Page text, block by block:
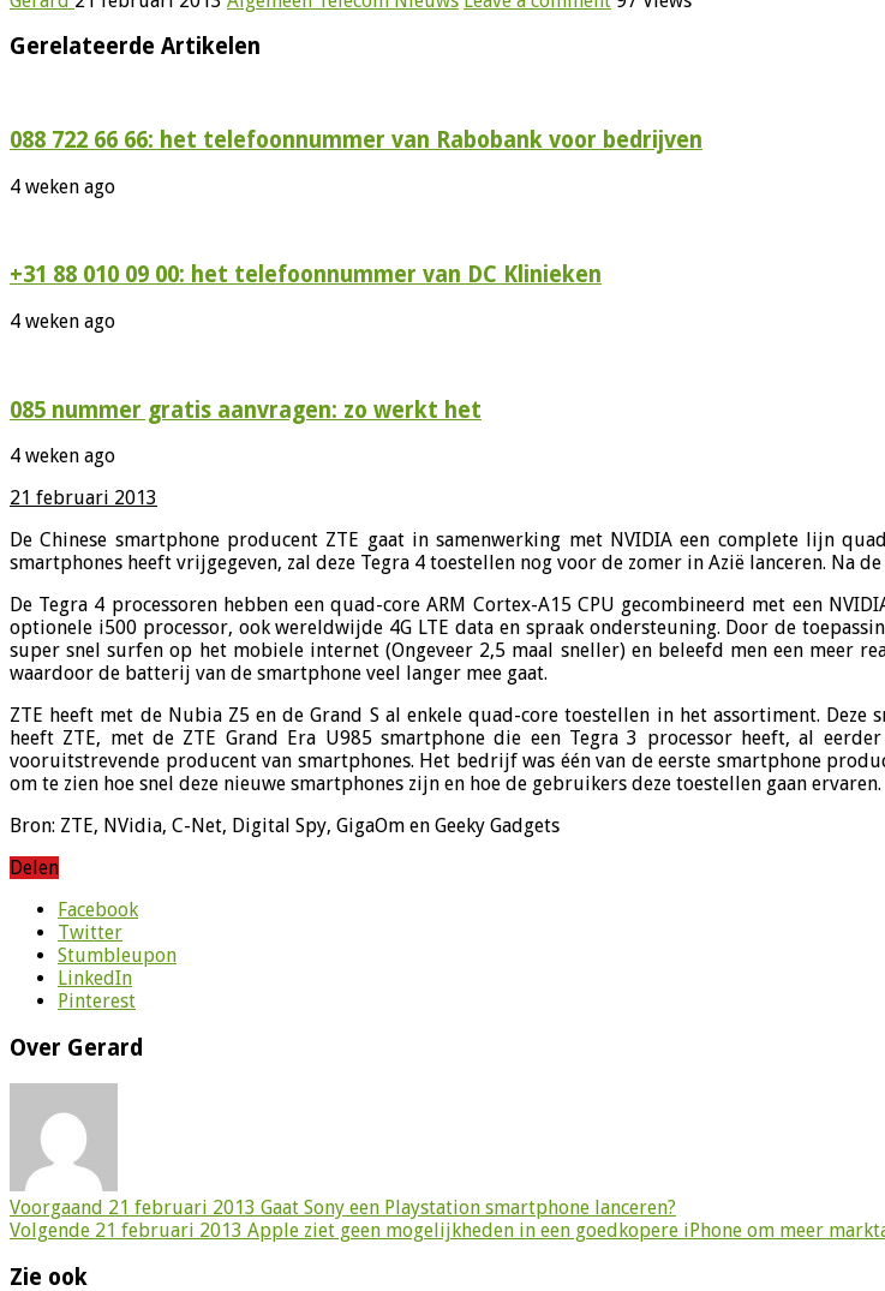
Gerelateerde Artikelen
088 722 66 66: het telefoonnummer van Rabobank voor bedrijven
4 weken ago
+31 88 010 09 00: het telefoonnummer van DC Klinieken
4 weken ago
085 nummer gratis aanvragen: zo werkt het
4 weken ago
21 februari 2013
De Chinese smartphone producent ZTE gaat in samenwerking met NVIDIA een complete lijn
smartphones heeft vrijgegeven, zal deze Tegra 4 toestellen nog voor de zomer in Azië lanceren. Na
De Tegra 4 processoren hebben een quad-core ARM Cortex-A15 CPU gecombineerd met een
optionele i500 processor, ook wereldwijde 4G LTE data en spraak ondersteuning. Door de
super snel surfen op het mobiele internet (Ongeveer 2,5 maal sneller) en beleefd men een meer
waardoor de batterij van de smartphone veel langer mee gaat.
ZTE heeft met de Nubia Z5 en de Grand S al enkele quad-core toestellen in het assortiment.
heeft ZTE, met de ZTE Grand Era U985 smartphone die een Tegra 3 processor heeft, al
vooruitstrevende producent van smartphones. Het bedrijf was één van de eerste smartphone
om te zien hoe snel deze nieuwe smartphones zijn en hoe de gebruikers deze toestellen gaan ervaren.
Bron: ZTE, NVidia, C-Net, Digital Spy, GigaOm en Geeky Gadgets
Delen
Facebook
Twitter
Stumbleupon
LinkedIn
Pinterest
Over Gerard
Voorgaand 21 februari 2013 Gaat Sony een Playstation smartphone lanceren?
Volgende 21 februari 2013 Apple ziet geen mogelijkheden in een goedkopere iPhone om meer
Zie ook